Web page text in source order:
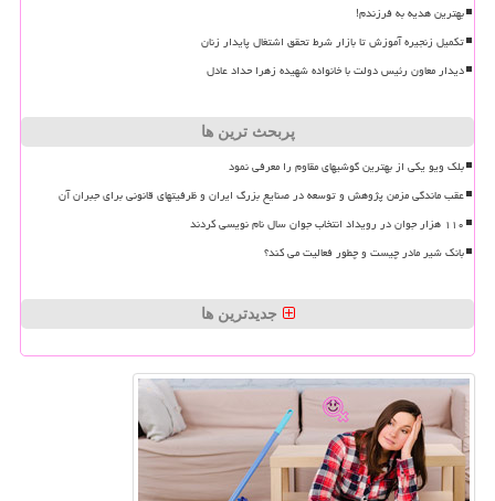
بهترین هدیه به فرزندم!
تکمیل زنجیره آموزش تا بازار شرط تحقق اشتغال پایدار زنان
دیدار معاون رئیس دولت با خانواده شهیده زهرا حداد عادل
پربحث ترین ها
بلک ویو یکی از بهترین گوشیهای مقاوم را معرفی نمود
عقب ماندگی مزمن پژوهش و توسعه در صنایع بزرگ ایران و ظرفیتهای قانونی برای جبران آن
۱۱۰ هزار جوان در رویداد انتخاب جوان سال نام نویسی کردند
بانک شیر مادر چیست و چطور فعالیت می کند؟
جدیدترین ها